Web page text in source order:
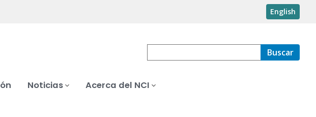
English
Buscar
Noticias Acerca del NCI